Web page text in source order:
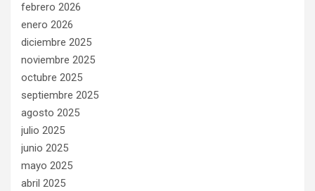
febrero 2026
enero 2026
diciembre 2025
noviembre 2025
octubre 2025
septiembre 2025
agosto 2025
julio 2025
junio 2025
mayo 2025
abril 2025